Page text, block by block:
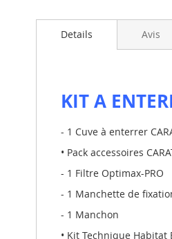
Details
KIT A
- 1 Cuve à enterrer
• Pack accessoires
- 1 Filtre Optimax-PRO
- 1 Manchette de
- 1 Manchon
• Kit Technique Habitat
Avis